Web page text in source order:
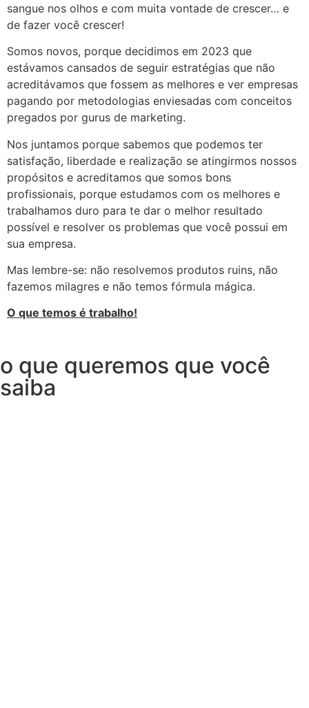
sangue nos olhos e com muita vontade de crescer… e
de fazer você crescer!
Somos novos, porque decidimos em 2023 que
estávamos cansados de seguir estratégias que não
acreditávamos que fossem as melhores e ver empresas
pagando por metodologias enviesadas com conceitos
pregados por gurus de marketing.
Nos juntamos porque sabemos que podemos ter
satisfação, liberdade e realização se atingirmos nossos
propósitos e acreditamos que somos bons
profissionais, porque estudamos com os melhores e
trabalhamos duro para te dar o melhor resultado
possível e resolver os problemas que você possui em
sua empresa.
Mas lembre-se: não resolvemos produtos ruins, não
fazemos milagres e não temos fórmula mágica.
O que temos é trabalho!
o que queremos que você
saiba